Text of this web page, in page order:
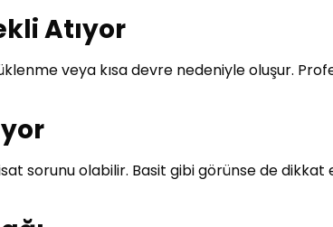
Atıyor
veya kısa devre nedeniyle oluşur.
sorunu olabilir. Basit gibi görünse de dikkat